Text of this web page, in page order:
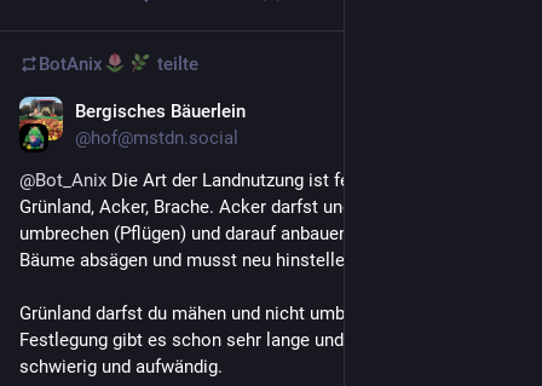
BotAnix teilte
Bergisches Bäuerlein
@hof@mstdn.social
@Bot_Anix Die Art der Landnutzung ist festgelegt: Wald,
Grünland, Acker, Brache. Acker darfst und musst du
umbrechen (Pflügen) und darauf anbauen. Im Wald darfst du
Bäume absägen und musst neu hinstellen.
Grünland darfst du mähen und nicht umbrechen. Diese
Festlegung gibt es schon sehr lange und Umwandlungen sind
schwierig und aufwändig.